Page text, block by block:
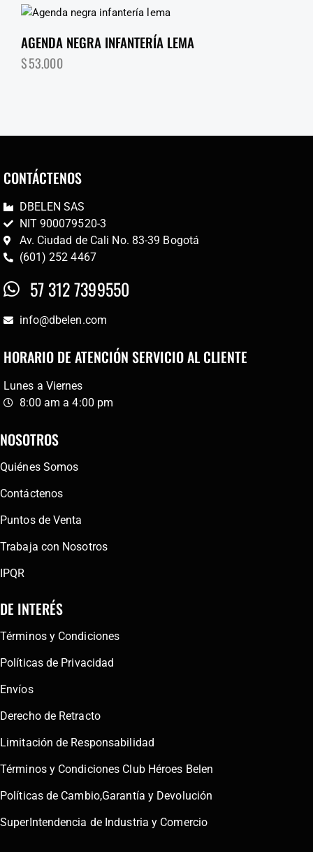
AGENDA NEGRA INFANTERÍA LEMA
$53,000
CONTÁCTENOS
DBELEN SAS
NIT 900079520-3
Av. Ciudad de Cali No. 83-39 Bogotá
(601) 252 4467
57 312 7399550
info@dbelen.com
HORARIO DE ATENCIÓN SERVICIO AL CLIENTE
Lunes a Viernes
8:00 am a 4:00 pm
NOSOTROS
Quiénes Somos
Contáctenos
Puntos de Venta
Trabaja con Nosotros
IPQR
DE INTERÉS
Términos y Condiciones
Políticas de Privacidad
Envíos
Derecho de Retracto
Limitación de Responsabilidad
Términos y Condiciones Club Héroes Belen
Políticas de Cambio,Garantía y Devolución
SuperIntendencia de Industria y Comercio